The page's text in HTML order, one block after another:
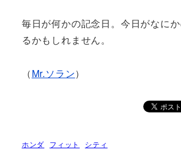
毎日が何かの記念日。今日がなに
るかもしれません。
（Mr.ソラン）
ホンダ フィット シティ